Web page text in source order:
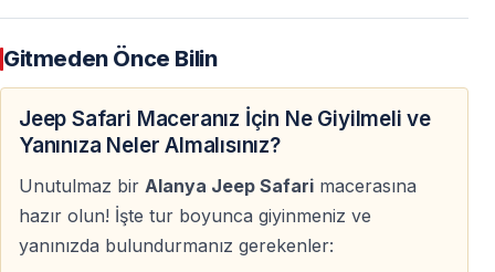
piknik localarında öğle yemeği ve yüzme molası sizi
bekler.
Camii Ziyareti ve Kültürel Deneyim
Dağ köylerinden birinde yapılan camii ziyaretiyle
Aile Dostu ve Güvenli Tur
Gitmeden Önce Bilin
Jeep Safari Maceranız İçin Ne Giyilmeli ve
Yanınıza Neler Almalısınız?
Unutulmaz bir Alanya Jeep Safari macerasına
hazır olun! İşte tur boyunca giyinmeniz ve
yanınızda bulundurmanız gerekenler: